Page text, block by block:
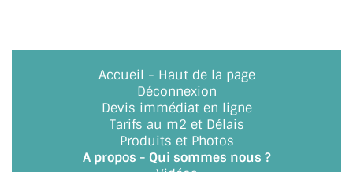
ACCESSOIRES EN PROMOTIONS
EXEMPLES, RÉALISATIONS, INSPIRATIONS
NUANCIER RAL
COMMENT COUPER DU VERRE ?
Accueil - Haut de la page
Déconnexion
Devis immédiat en ligne
Tarifs au m2 et Délais
Produits et Photos
A propos - Qui sommes nous ?